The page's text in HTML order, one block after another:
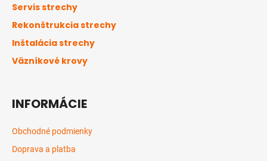
Servis strechy
Rekonštrukcia strechy
Inštalácia strechy
Väzníkové krovy
INFORMÁCIE
Obchodné podmienky
Doprava a platba